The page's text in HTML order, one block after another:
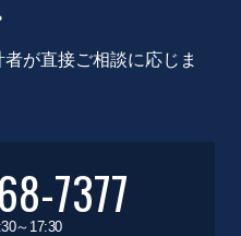
が直接ご相談に応じま
7377
～17:30